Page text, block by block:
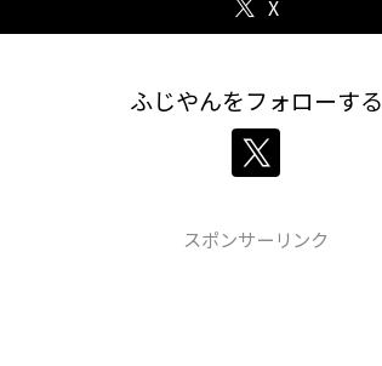
X
ふじやんをフォローする
スポンサーリンク